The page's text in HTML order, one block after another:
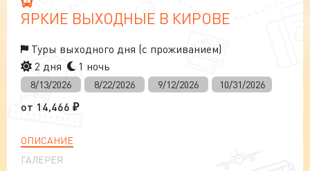
ЯРКИЕ ВЫХОДНЫЕ В КИРОВЕ
Туры выходного дня (с проживанием)
2 дня
1 ночь
8/13/2026 8/22/2026 9/12/2026 10/31/2026
от 14,466 ₽
ОПИСАНИЕ
ГАЛЕРЕЯ